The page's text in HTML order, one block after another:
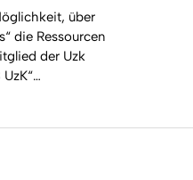
über
die Ressourcen
der Uzk